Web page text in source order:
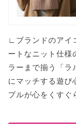
∟ブランドのアイ
ートなニット仕様
ラーまで揃う「ラ
にマッチする遊び
プルが心をくすぐ